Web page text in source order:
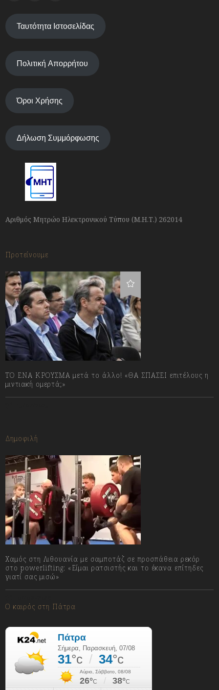
Ταυτότητα Ιστοσελίδας
Πολιτική Απορρήτου
Όροι Χρήσης
Δήλωση Συμμόρφωσης
Αριθμός Μητρώο Ηλεκτρονικού Τύπου (Μ.Η.Τ.) 262014
Προτείνουμε
ΤΟ ΕΝΑ ΚΡΟΥΣΜΑ μετά το άλλο! «ΘΑ ΣΠΑΣΕΙ επιτέλους η
μιντιακή ομερτά;»
Δημοφιλή
Χαμός στη Λιθουανία με σαμποτάζ σε προσπάθεια ρεκόρ
στο powerlifting: «Είμαι ρατσιστής και το έκανα επίτηδες
γιατί σας μισώ»
Ο καιρός στη Πάτρα